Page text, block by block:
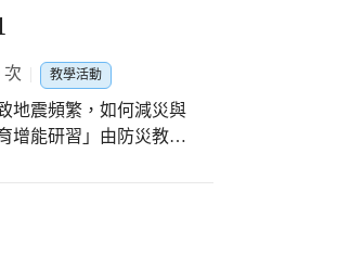
次 教學活動
地震頻繁，如何減災與
增能研習」由防災教育